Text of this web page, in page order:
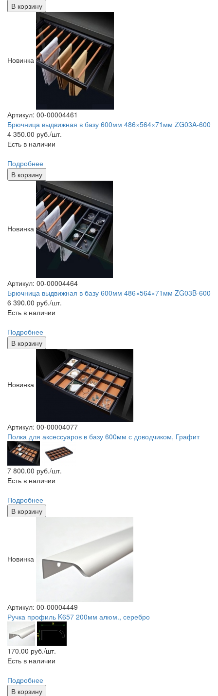
В корзину
Новинка
Артикул: 00-00004461
Брючница выдвижная в базу 600мм 486×564×71мм ZG03A-600
4 350.00 руб./шт.
Есть в наличии
Подробнее
В корзину
Новинка
Артикул: 00-00004464
Брючница выдвижная в базу 600мм 486×564×71мм ZG03B-600
6 390.00 руб./шт.
Есть в наличии
Подробнее
В корзину
Новинка
Артикул: 00-00004077
Полка для аксессуаров в базу 600мм с доводчиком, Графит
7 800.00 руб./шт.
Есть в наличии
Подробнее
В корзину
Новинка
Артикул: 00-00004449
Ручка профиль K657 200мм алюм., серебро
170.00 руб./шт.
Есть в наличии
Подробнее
В корзину